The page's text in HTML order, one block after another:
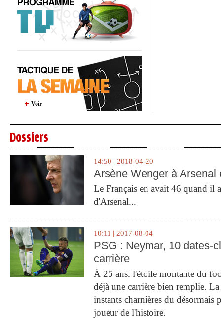
Voir
Dossiers
14:50 | 2018-04-20
Arsène Wenger à Arsenal
Le Français en avait 46 quand il
d'Arsenal...
10:11 | 2017-08-04
PSG : Neymar, 10 dates-
carrière
À 25 ans, l'étoile montante du
déjà une carrière bien remplie.
instants charnières du désormais
joueur de l'histoire.